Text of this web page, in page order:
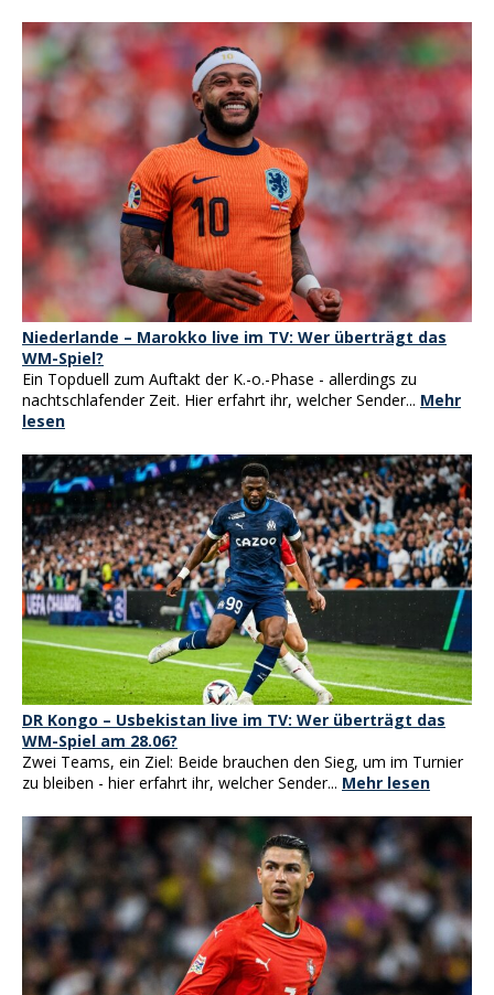
Niederlande – Marokko live im TV: Wer überträgt das
WM-Spiel?
Ein Topduell zum Auftakt der K.-o.-Phase - allerdings zu
nachtschlafender Zeit. Hier erfahrt ihr, welcher Sender... Mehr
lesen
DR Kongo – Usbekistan live im TV: Wer überträgt das
WM-Spiel am 28.06?
Zwei Teams, ein Ziel: Beide brauchen den Sieg, um im Turnier
zu bleiben - hier erfahrt ihr, welcher Sender... Mehr lesen